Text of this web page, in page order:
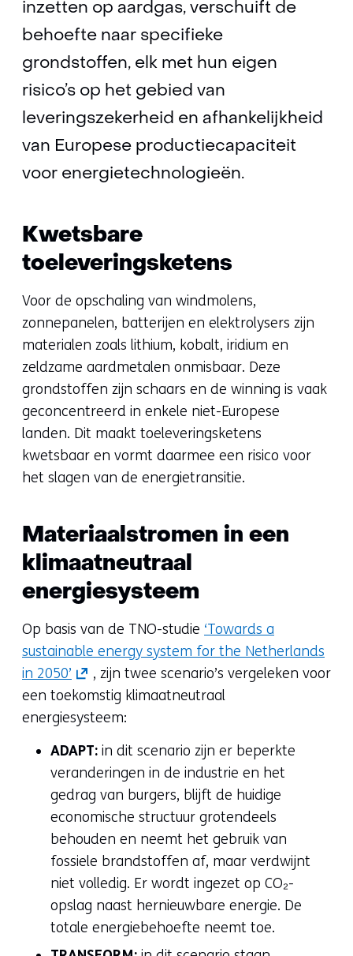
inzetten op aardgas, verschuift de
behoefte naar specifieke
grondstoffen, elk met hun eigen
risico’s op het gebied van
leveringszekerheid en afhankelijkheid
van Europese productiecapaciteit
voor energietechnologieën.
Kwetsbare
toeleveringsketens
Voor de opschaling van windmolens,
zonnepanelen, batterijen en elektrolysers zijn
materialen zoals lithium, kobalt, iridium en
zeldzame aardmetalen onmisbaar. Deze
grondstoffen zijn schaars en de winning is vaak
geconcentreerd in enkele niet-Europese
landen. Dit maakt toeleveringsketens
kwetsbaar en vormt daarmee een risico voor
het slagen van de energietransitie.
Materiaalstromen in een
klimaatneutraal
energiesysteem
Op basis van de TNO-studie ‘Towards a
sustainable energy system for the Netherlands
in 2050’ (opent
in
nieuw
(verwijst
naar
een
andere
website)
, zijn twee scenario’s vergeleken voor
een toekomstig klimaatneutraal
energiesysteem:
ADAPT: in dit scenario zijn er beperkte
veranderingen in de industrie en het
gedrag van burgers, blijft de huidige
economische structuur grotendeels
behouden en neemt het gebruik van
fossiele brandstoffen af, maar verdwijnt
niet volledig. Er wordt ingezet op CO₂-
opslag naast hernieuwbare energie. De
totale energiebehoefte neemt toe.